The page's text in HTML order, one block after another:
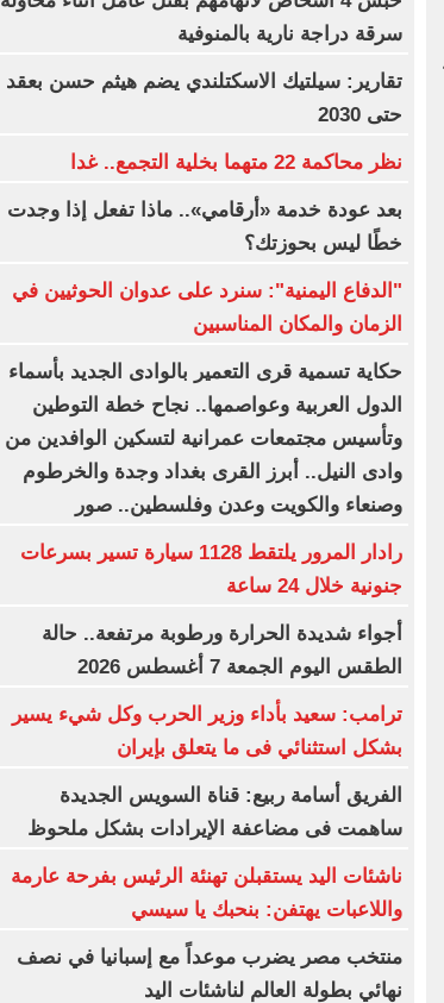
سرقة دراجة نارية بالمنوفية
تقارير: سيلتيك الاسكتلندي يضم هيثم حسن بعقد
حتى 2030
نظر محاكمة 22 متهما بخلية التجمع.. غدا
بعد عودة خدمة «أرقامي».. ماذا تفعل إذا وجدت
خطًا ليس بحوزتك؟
"الدفاع اليمنية": سنرد على عدوان الحوثيين في
الزمان والمكان المناسبين
حكاية تسمية قرى التعمير بالوادى الجديد بأسماء
الدول العربية وعواصمها.. نجاح خطة التوطين
وتأسيس مجتمعات عمرانية لتسكين الوافدين من
وادى النيل.. أبرز القرى بغداد وجدة والخرطوم
وصنعاء والكويت وعدن وفلسطين.. صور
رادار المرور يلتقط 1128 سيارة تسير بسرعات
جنونية خلال 24 ساعة
أجواء شديدة الحرارة ورطوبة مرتفعة.. حالة
الطقس اليوم الجمعة 7 أغسطس 2026
ترامب: سعيد بأداء وزير الحرب وكل شيء يسير
بشكل استثنائي فى ما يتعلق بإيران
الفريق أسامة ربيع: قناة السويس الجديدة
ساهمت فى مضاعفة الإيرادات بشكل ملحوظ
ناشئات اليد يستقبلن تهنئة الرئيس بفرحة عارمة
واللاعبات يهتفن: بنحبك يا سيسي
منتخب مصر يضرب موعداً مع إسبانيا في نصف
نهائي بطولة العالم لناشئات اليد